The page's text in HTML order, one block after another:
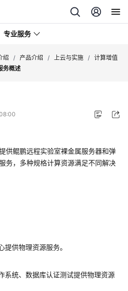
专业服务
绍 / 产品介绍 / 上云与实施 / 计算增值
务概述
供鲲鹏远程实验室裸金属服务器和弹
务，多种规格计算资源满足不同解决
提供物理资源服务。
系统、数据库认证测试提供物理资源